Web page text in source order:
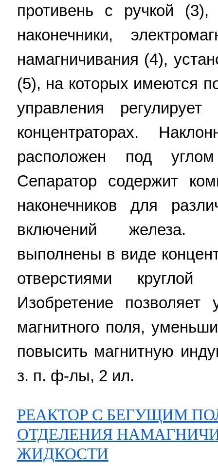
противень с ручкой
наконечники,
намагничивания (4),
(5), на которых имеются
управления
концентраторах.
расположен под
Сепаратор содержит
наконечников для
включений железа.
выполнены в виде
отверстиями
Изобретение позволяет
магнитного поля,
повысить магнитную
з. п. ф-лы, 2 ил.
РЕАКТОР С БЕГУЩИМ
ОТДЕЛЕНИЯ
ЖИДКОСТИ